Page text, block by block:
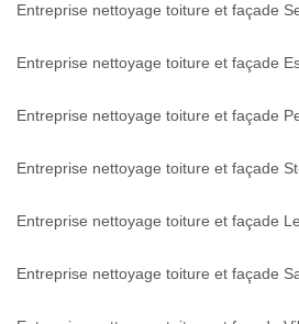
Entreprise nettoyage toiture et façade
Entreprise nettoyage toiture et façade
Entreprise nettoyage toiture et façade
Entreprise nettoyage toiture et façade
Entreprise nettoyage toiture et façade
Entreprise nettoyage toiture et façade